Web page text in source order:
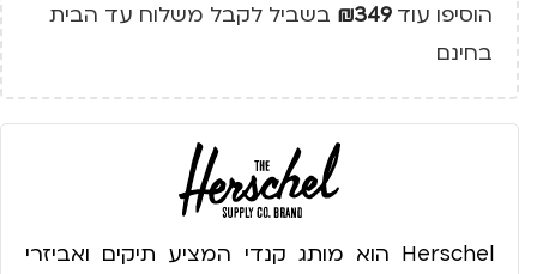
הוסיפו עוד ₪349
בשביל לקבל משלוח עד הבית
בחינם
Herschel הוא מותג קנדי המציע תיקים ואביזרי